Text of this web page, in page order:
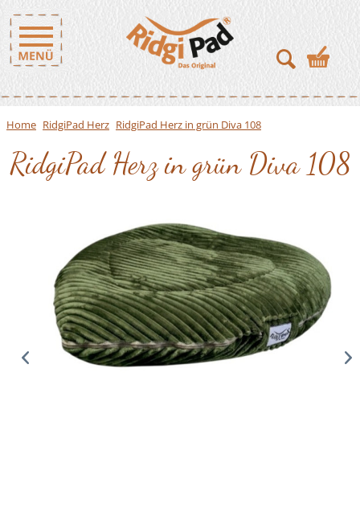
Home RidgiPad Herz RidgiPad Herz in grün Diva 108
RidgiPad Herz in grün Diva 108